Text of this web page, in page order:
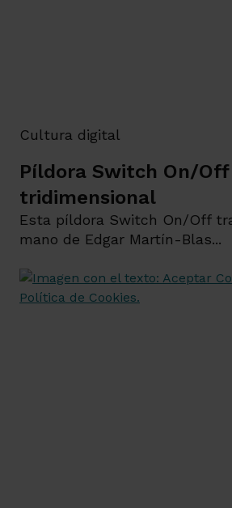
Cultura digital
Píldora Switch On/Off
tridimensional
Esta píldora Switch On/Off
mano de Edgar Martín-Blas...